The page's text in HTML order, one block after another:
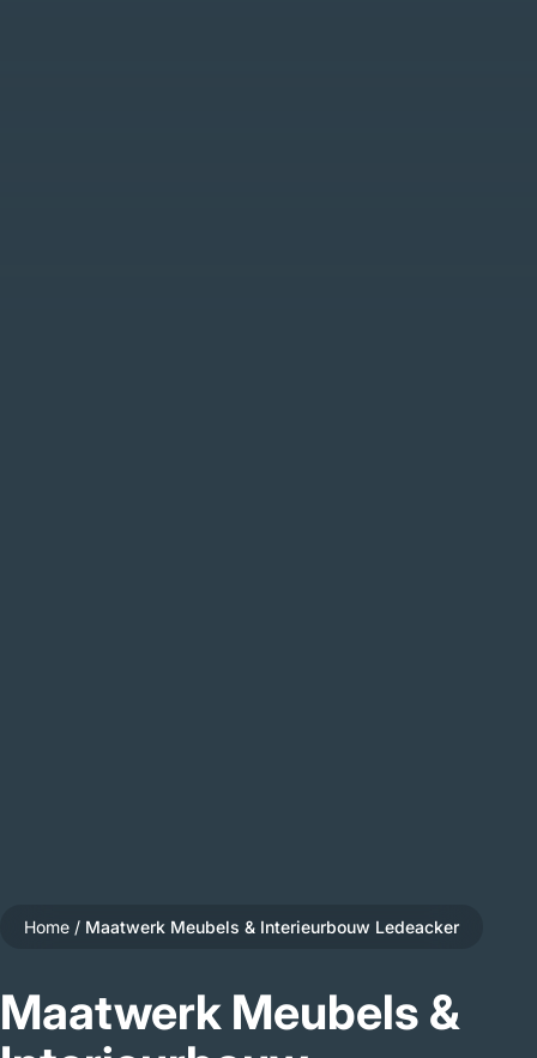
Home / Maatwerk Meubels & Interieurbouw Ledeacker
Maatwerk Meubels &